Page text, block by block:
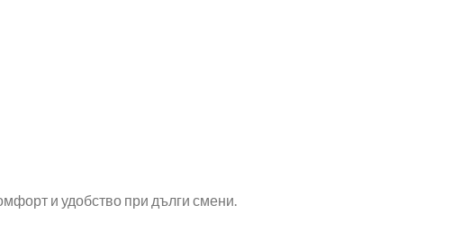
и удобство при дълги смени.